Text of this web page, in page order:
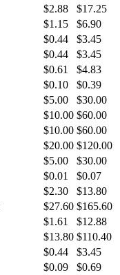
$2.88 $17.25
$1.15 $6.90
$0.44 $3.45
$0.44 $3.45
$0.61 $4.83
$0.10 $0.39
$5.00 $30.00
$10.00 $60.00
$10.00 $60.00
$20.00 $120.00
$5.00 $30.00
$0.01 $0.07
$2.30 $13.80
$27.60 $165.60
$1.61 $12.88
$13.80 $110.40
$0.44 $3.45
$0.09 $0.69